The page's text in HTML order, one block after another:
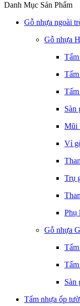
Danh Mục Sản Phẩm
Gỗ nhựa ngoài
Gỗ nhựa
Sàn
Mũi
Vỉ
Trụ
Phụ
Gỗ nhựa
Sàn
Tấm nhựa ốp